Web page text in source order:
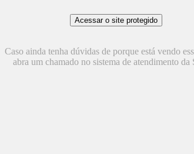
Caso ainda tenha dúvidas de porque está vendo
abra um chamado no sistema de atendimento da